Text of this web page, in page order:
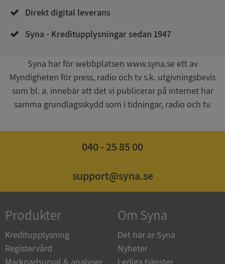
Direkt digital leverans
Syna - Kreditupplysningar sedan 1947
Syna har för webbplatsen www.syna.se ett av
Myndigheten för press, radio och tv s.k. utgivningsbevis
som bl. a. innebär att det vi publicerar på internet har
samma grundlagsskydd som i tidningar, radio och tv.
040 - 25 85 00
support@syna.se
Produkter
Kreditupplysning
Registervård
Marknadsurval & analyser
Om Syna
Det här är Syna
Nyheter
Lediga tjänster
ASP.NET_SessionId
Microsoft
Corporation
de.syna.se
Session
Corporation
__RequestVerificationToken
Microsoft